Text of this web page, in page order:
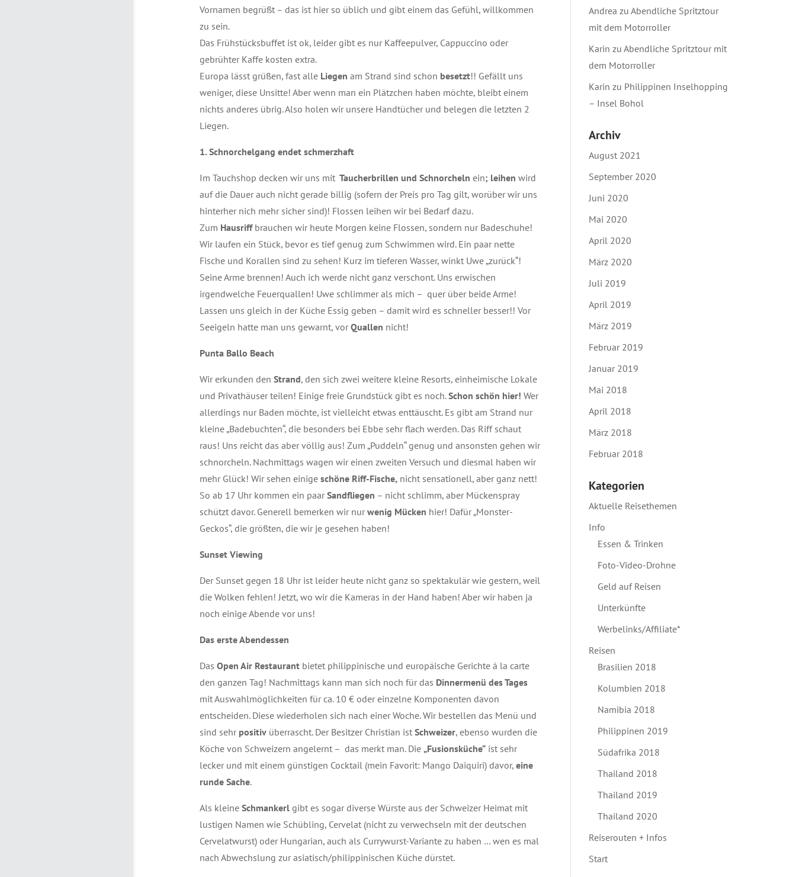
Vornamen begrüßt – das ist hier so üblich und gibt einem das Gefühl, willkommen
zu sein.
Das Frühstücksbuffet ist ok, leider gibt es nur Kaffeepulver, Cappuccino oder
gebrühter Kaffe kosten extra.
Europa lässt grüßen, fast alle Liegen am Strand sind schon besetzt!! Gefällt uns
weniger, diese Unsitte! Aber wenn man ein Plätzchen haben möchte, bleibt einem
nichts anderes übrig. Also holen wir unsere Handtücher und belegen die letzten 2
Liegen.
1. Schnorchelgang endet schmerzhaft
Im Tauchshop decken wir uns mitTaucherbrillen und Schnorcheln ein; leihen wird
auf die Dauer auch nicht gerade billig (sofern der Preis pro Tag gilt, worüber wir uns
hinterher nich mehr sicher sind)! Flossen leihen wir bei Bedarf dazu.
Zum Hausriffbrauchen wir heute Morgen keine Flossen, sondern nur Badeschuhe!
Wir laufen ein Stück, bevor es tief genug zum Schwimmen wird. Ein paar nette
Fische und Korallen sind zu sehen! Kurz im tieferen Wasser, winkt Uwe „zurück“!
Seine Arme brennen! Auch ich werde nicht ganz verschont. Uns erwischen
irgendwelche Feuerquallen! Uwe schlimmer als mich – quer über beide Arme!
Lassen uns gleich in der Küche Essig geben – damit wird es schneller besser!! Vor
Seeigeln hatte man uns gewarnt, vor Quallen nicht!
Punta Ballo Beach
Wir erkunden den Strand, den sich zwei weitere kleine Resorts, einheimische Lokale
und Privathäuser teilen! Einige freie Grundstück gibt es noch.Schon schön hier! Wer
allerdings nur Baden möchte, ist vielleicht etwas enttäuscht. Es gibt am Strand nur
kleine „Badebuchten“, die besonders bei Ebbe sehr flach werden. Das Riff schaut
raus! Uns reicht das aber völlig aus! Zum „Puddeln“ genug und ansonsten gehen wir
schnorcheln. Nachmittags wagen wir einen zweiten Versuch und diesmal haben wir
mehr Glück! Wir sehen einige schöne Riff-Fische,nicht sensationell, aber ganz nett!
So ab 17 Uhr kommen ein paar Sandfliegen – nicht schlimm, aber Mückenspray
schützt davor. Generell bemerken wir nur wenig Mücken hier! Dafür „Monster-
Geckos“, die größten, die wir je gesehen haben!
Sunset Viewing
Der Sunset gegen 18 Uhr ist leider heute nicht ganz so spektakulär wie gestern, weil
die Wolken fehlen! Jetzt, wo wir die Kameras in der Hand haben! Aber wir haben ja
noch einige Abende vor uns!
Das erste Abendessen
Das Open Air Restaurantbietet philippinische und europäische Gerichte á la carte
den ganzen Tag! Nachmittags kann man sich noch für das Dinnermenü des Tages
mit Auswahlmöglichkeiten für ca. 10 € oder einzelne Komponenten davon
entscheiden. Diese wiederholen sich nach einer Woche. Wir bestellen das Menü und
sind sehr positivüberrascht. Der Besitzer Christian ist Schweizer, ebenso wurden die
Köche von Schweizern angelernt – das merkt man. Die „Fusionsküche“ist sehr
lecker und mit einem günstigen Cocktail (mein Favorit: Mango Daiquiri) davor, eine
runde Sache.
Als kleine Schmankerlgibt es sogar diverse Würste aus der Schweizer Heimat mit
lustigen Namen wie Schübling, Cervelat (nicht zu verwechseln mit der deutschen
Cervelatwurst) oder Hungarian, auch als Currywurst-Variante zu haben … wen es mal
nach Abwechslung zur asiatisch/philippinischen Küche dürstet.
Andrea zu Abendliche Spritztour
mit dem Motorroller
Karin zu Abendliche Spritztour mit
dem Motorroller
Karin zu Philippinen Inselhopping
– Insel Bohol
Archiv
August 2021
September 2020
Juni 2020
Mai 2020
April 2020
März 2020
Juli 2019
April 2019
März 2019
Februar 2019
Januar 2019
Mai 2018
April 2018
März 2018
Februar 2018
Kategorien
Aktuelle Reisethemen
Info
Essen & Trinken
Foto-Video-Drohne
Geld auf Reisen
Unterkünfte
Werbelinks/Affiliate*
Reisen
Brasilien 2018
Kolumbien 2018
Namibia 2018
Philippinen 2019
Südafrika 2018
Thailand 2018
Thailand 2019
Thailand 2020
Reiserouten + Infos
Start